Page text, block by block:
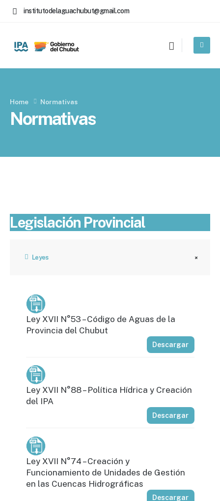
institutodelaguachubut@gmail.com
Home Normativas
Normativas
Legislación Provincial
Leyes
Ley XVII N°53 – Código de Aguas de la
Provincia del Chubut
Descargar
Ley XVII N°88 – Política Hídrica y Creación
del IPA
Descargar
Ley XVII N°74 – Creación y
Funcionamiento de Unidades de Gestión
en las Cuencas Hidrográficas
Descargar